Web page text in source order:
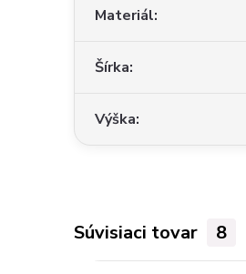
Materiál
Šírka
Výška
Súvisiaci tovar 8